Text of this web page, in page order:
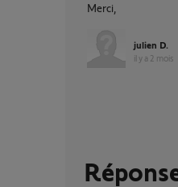
Merci,
julien D.
il y a 2 mois